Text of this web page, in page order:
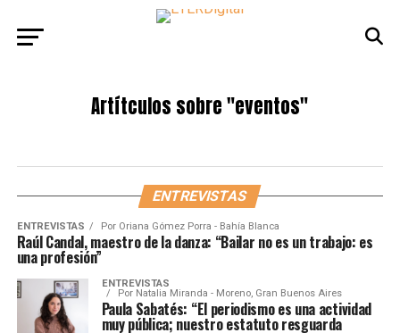
Artítculos sobre"eventos"
ENTREVISTAS
ENTREVISTAS Por Oriana Gómez Porra - Bahía Blanca
Raúl Candal, maestro de la danza: “Bailar no es un trabajo: es
una profesión”
ENTREVISTAS
Por Natalia Miranda - Moreno, Gran Buenos Aires
Paula Sabatés: “El periodismo es una actividad
muy pública; nuestro estatuto resguarda